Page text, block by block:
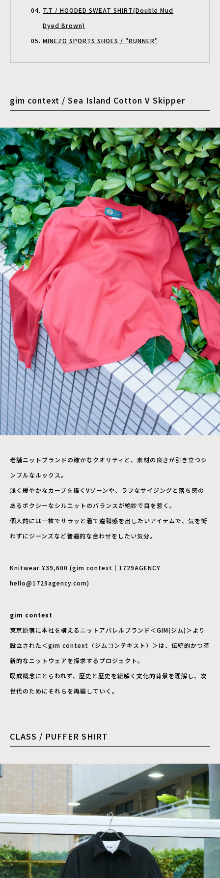
T.T / HOODED SWEAT SHIRT(Double Mud
Dyed Brown)
MINEZO SPORTS SHOES / "RUNNER"
gim context / Sea Island Cotton V Skipper
老舗ニットブランドの確かなクオリティと、素材の良さが引き立つシ
ンプルなルックス。
浅く緩やかなカーブを描くVゾーンや、ラフなサイジングと落ち感の
あるボクシーなシルエットのバランスが絶妙で目を惹く。
個人的には一枚でサラッと着て違和感を出したいアイテムで、気を衒
わずにジーンズなど普遍的な合わせをしたい気分。
Knitwear ¥39,600 (gim context｜1729AGENCY
hello@1729agency.com)
gim context
東京原宿に本社を構えるニットアパレルブランド＜GIM(ジム)＞より
設立された＜gim context（ジムコンテキスト）＞は、伝統的かつ革
新的なニットウェアを探求するプロジェクト。
既成概念にとらわれず、歴史と歴史を紐解く文化的背景を理解し、次
世代のためにそれらを再編していく。
CLASS / PUFFER SHIRT